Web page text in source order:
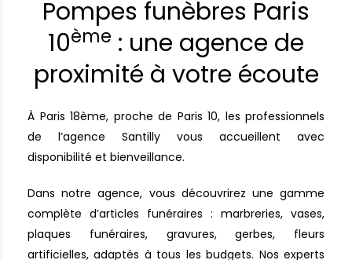
Pompes funèbres Paris
10ème : une agence de
proximité à votre écoute
À Paris 18ème, proche de Paris 10, les professionnels
de l’agence Santilly vous accueillent avec
disponibilité et bienveillance.
Dans notre agence, vous découvrirez une gamme
complète d’articles funéraires : marbreries, vases,
plaques funéraires, gravures, gerbes, fleurs
artificielles, adaptés à tous les budgets. Nos experts